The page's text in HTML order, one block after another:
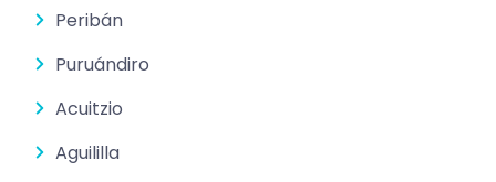
Peribán
Puruándiro
Acuitzio
Aguililla